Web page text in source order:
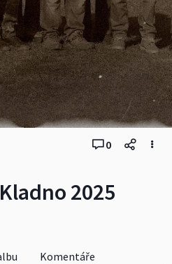
2025
0
Komentáře